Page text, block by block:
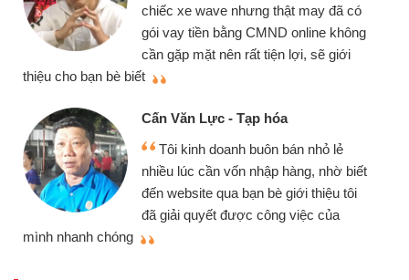
chiếc xe wave nhưng thật may đã có
gói vay tiền bằng CMND online không
cần gặp mặt nên rất tiện lợi, sẽ giới
thiệu cho bạn bè biết
Cấn Văn Lực - Tạp hóa
Tôi kinh doanh buôn bán nhỏ lẻ
nhiều lúc cần vốn nhập hàng, nhờ biết
đến website qua bạn bè giới thiệu tôi
đã giải quyết được công việc của
mình nhanh chóng